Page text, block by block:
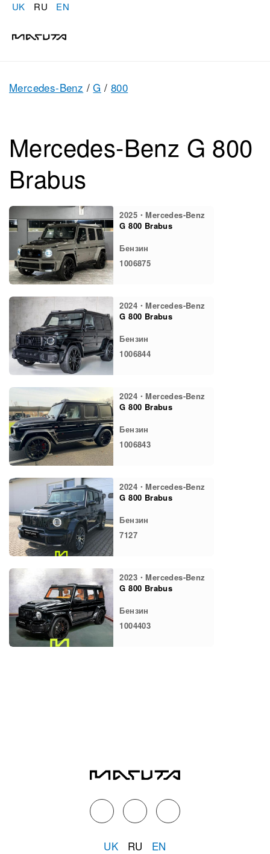
UK RU EN
Mercedes-Benz / G / 800
Mercedes-Benz G 800
Brabus
2025・Mercedes-Benz
G 800 Brabus
Бензин
1006875
2024・Mercedes-Benz
G 800 Brabus
Бензин
1006844
2024・Mercedes-Benz
G 800 Brabus
Бензин
1006843
2024・Mercedes-Benz
G 800 Brabus
Бензин
7127
2023・Mercedes-Benz
G 800 Brabus
Бензин
1004403
UK RU EN